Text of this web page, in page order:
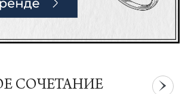
СОЧЕТАНИЕ